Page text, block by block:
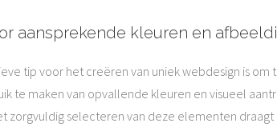
aansprekende kleuren en
tip voor het creëren van uniek webdesign is
te maken van opvallende kleuren en visueel
zorgvuldig selecteren van deze elementen